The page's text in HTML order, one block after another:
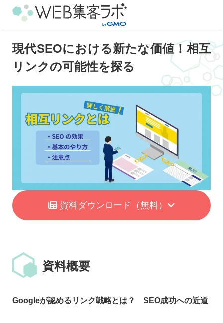
現代SEOにおける新たな価値！相互
リンクの可能性を探る
資料ダウンロード （無料）
資料概要
Googleが認めるリンク戦略とは？ SEO成功への近道